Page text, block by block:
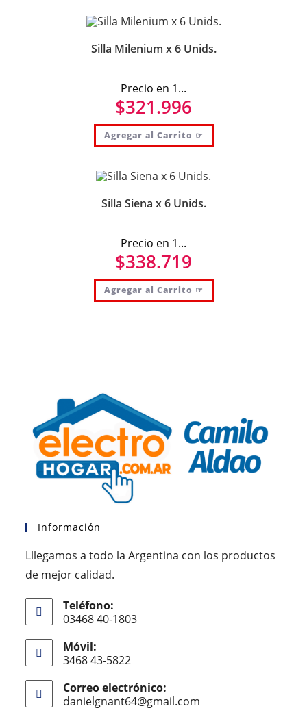
Silla Milenium x 6 Unids.
Precio en 1...
$321.996
Agregar al Carrito ☞
Silla Siena x 6 Unids.
Precio en 1...
$338.719
Agregar al Carrito ☞
Información
Lllegamos a todo la Argentina con los productos
de mejor calidad.
Teléfono:
03468 40-1803
Móvil:
3468 43-5822
Correo electrónico:
danielgnant64@gmail.com